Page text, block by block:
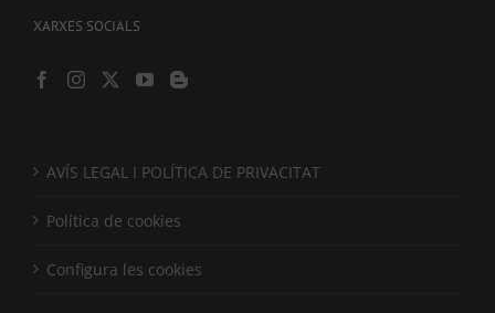
XARXES SOCIALS
AVÍS LEGAL I POLÍTICA DE PRIVACITAT
Política de cookies
Configura les cookies